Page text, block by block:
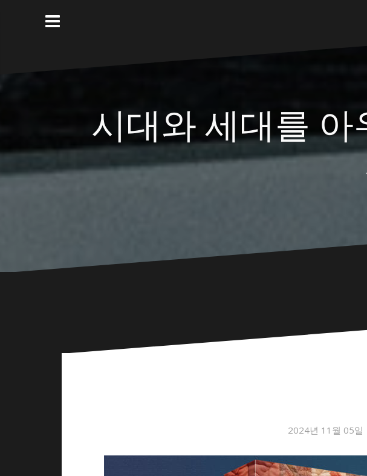
시대와 세대를
2024년 11월 05일